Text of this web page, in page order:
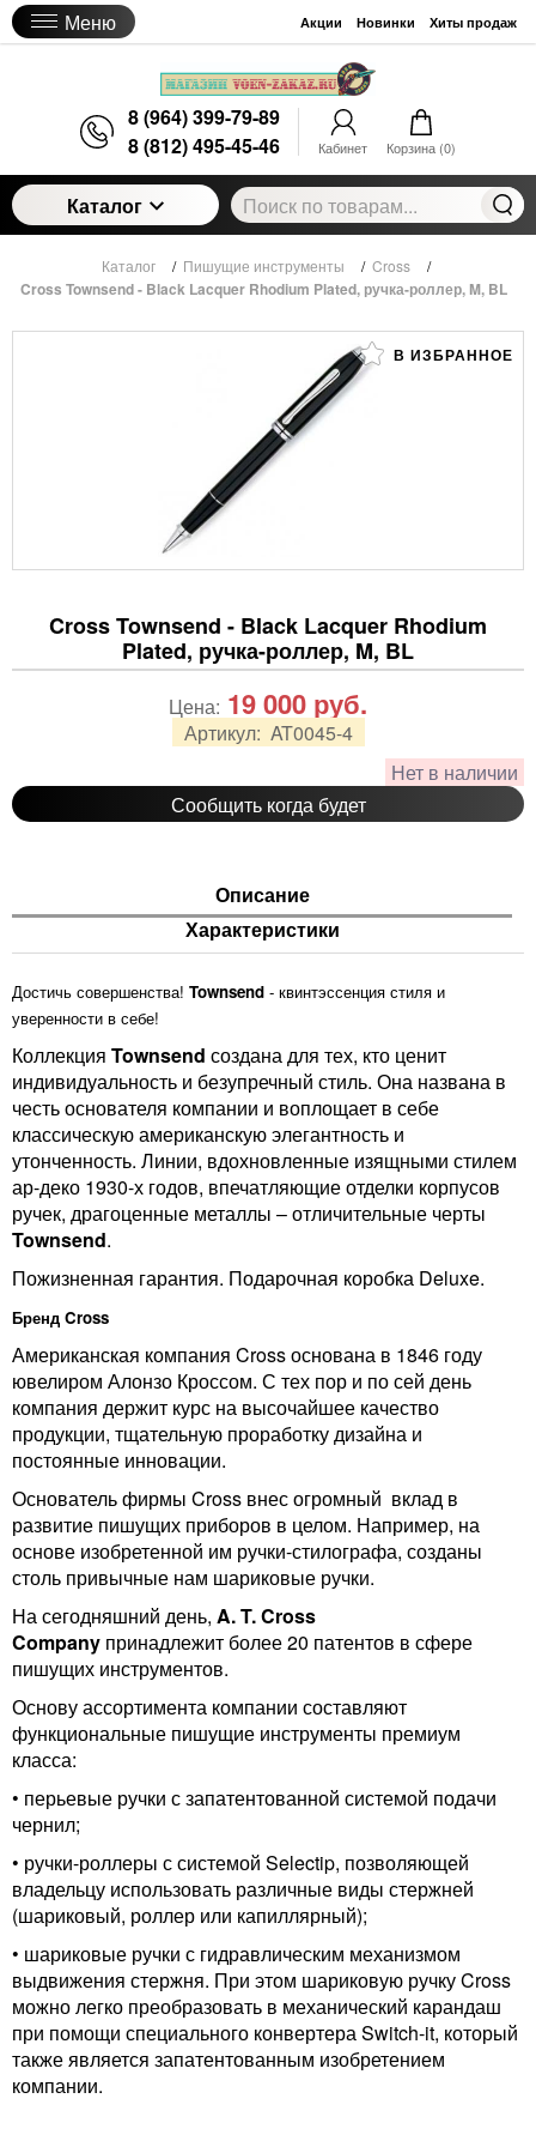
Меню Акции Новинки Хиты продаж
8 (964) 399-79-89
8 (812) 495-45-46
Кабинет Корзина (0)
Каталог
Каталог / Пишущие инструменты / Cross /
Cross Townsend - Black Lacquer Rhodium Plated, ручка-роллер, M, BL
В ИЗБРАННОЕ
Cross Townsend - Black Lacquer Rhodium
Plated, ручка-роллер, M, BL
Артикул: AT0045-4
Нет в наличии
Сообщить когда будет
Цена: 19 000 руб.
Описание
Характеристики
Достичь совершенства! Townsend - квинтэссенция стиля и
уверенности в себе!
Коллекция Townsend создана для тех, кто ценит
индивидуальность и безупречный стиль. Она названа в
честь основателя компании и воплощает в себе
классическую американскую элегантность и
утонченность. Линии, вдохновленные изящными стилем
ар-деко 1930-х годов, впечатляющие отделки корпусов
ручек, драгоценные металлы – отличительные черты
Townsend.
Пожизненная гарантия. Подарочная коробка Deluxe.
Бренд Cross
Американская компания Cross основана в 1846 году
ювелиром Алонзо Кроссом. С тех пор и по сей день
компания держит курс на высочайшее качество
продукции, тщательную проработку дизайна и
постоянные инновации.
Основатель фирмы Cross внес огромный вклад в
развитие пишущих приборов в целом. Например, на
основе изобретенной им ручки-стилографа, созданы
столь привычные нам шариковые ручки.
На сегодняшний день, A. T. Cross
Company принадлежит более 20 патентов в сфере
пишущих инструментов.
Основу ассортимента компании составляют
функциональные пишущие инструменты премиум
класса:
• перьевые ручки с запатентованной системой подачи
чернил;
• ручки-роллеры с системой Selectip, позволяющей
владельцу использовать различные виды стержней
(шариковый, роллер или капиллярный);
• шариковые ручки с гидравлическим механизмом
выдвижения стержня. При этом шариковую ручку Cross
можно легко преобразовать в механический карандаш
при помощи специального конвертера Switch-it, который
также является запатентованным изобретением
компании.